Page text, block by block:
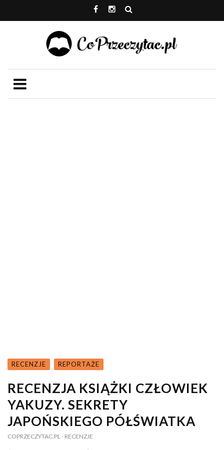
RECENZJE REPORTAŻE
RECENZJA KSIĄŻKI CZŁOWIEK
YAKUZY. SEKRETY
JAPOŃSKIEGO PÓŁŚWIATKA
COPRZECZYTAC.PL - RECENZJE